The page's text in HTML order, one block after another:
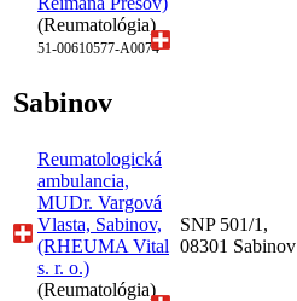
(Reumatológia)
51-00610577-A0074
Sabinov
Reumatologická
ambulancia,
MUDr. Vargová
Vlasta, Sabinov,
(RHEUMA Vital
s. r. o.)
(Reumatológia)
SNP 501/1,
08301 Sabinov